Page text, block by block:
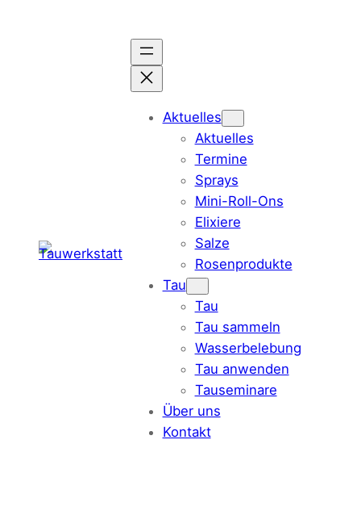
Aktuelles
Aktuelles
Termine
Sprays
Mini-Roll-Ons
Elixiere
Salze
Rosenprodukte
Tau
Tau
Tau sammeln
Wasserbelebung
Tau anwenden
Tauseminare
Über uns
Kontakt